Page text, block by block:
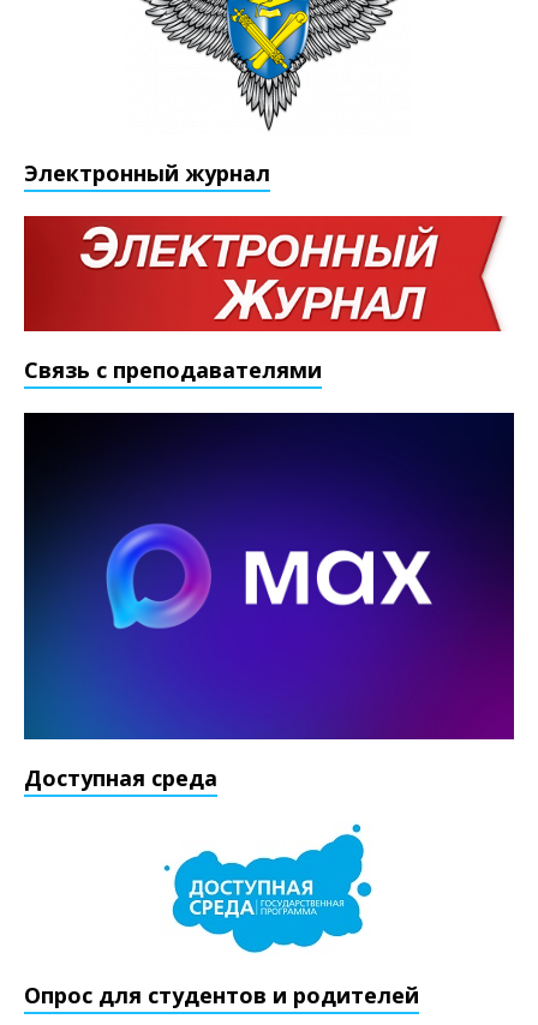
Электронный журнал
Связь с преподавателями
Доступная среда
Опрос для студентов и родителей